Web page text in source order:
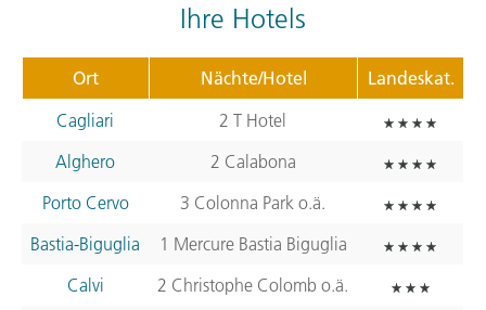
Ihre Hotels
Ort Nächte/Hotel
Landeskat.
Cagliari
2 T Hotel
Alghero
2 Calabona
Porto Cervo
3 Colonna Park o.ä.
Bastia-Biguglia
1 Mercure Bastia Biguglia
Calvi
2 Christophe Colomb o.ä.